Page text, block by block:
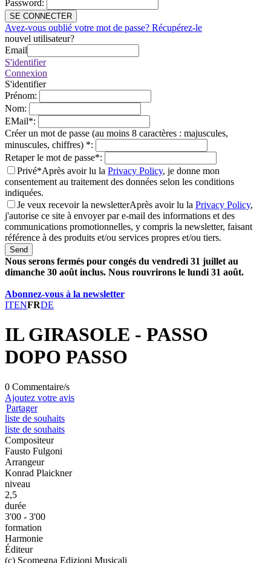
Password:
SE CONNECTER
Avez-vous oublié votre mot de passe? Récupérez-le
nouvel utilisateur?
Email
S'identifier
Connexion
S'identifier
Prénom:
Nom:
EMail*:
Créer un mot de passe (au moins 8 caractères : majuscules,
minuscules, chiffres) *:
Retaper le mot de passe*:
Privé*Après avoir lu la Privacy Policy, je donne mon
consentement au traitement des données selon les conditions
indiquées.
Je veux recevoir la newsletterAprès avoir lu la Privacy Policy,
j'autorise ce site à envoyer par e-mail des informations et des
communications promotionnelles, y compris la newsletter, faisant
référence à des produits et/ou services propres et/ou tiers.
Send
Nous serons fermés pour congés du vendredi 31 juillet au
dimanche 30 août inclus. Nous rouvrirons le lundi 31 août.
Abonnez-vous à la newsletter
ITENFRDE
IL GIRASOLE - PASSO
DOPO PASSO
0 Commentaire/s
Ajoutez votre avis
Partager
liste de souhaits
liste de souhaits
Compositeur
Fausto Fulgoni
Arrangeur
Konrad Plaickner
niveau
2,5
durée
3'00 - 3'00
formation
Harmonie
Éditeur
(c) Scomegna Edizioni Musicali